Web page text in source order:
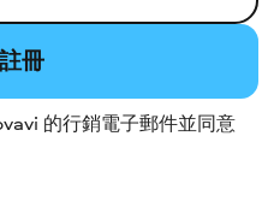
冊
的行銷電子郵件並同意